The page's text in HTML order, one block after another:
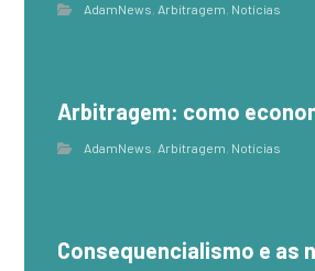
AdamNews, Arbitragem, Notícias
Arbitragem: como
AdamNews, Arbitragem, Notícias
Consequencialismo e as